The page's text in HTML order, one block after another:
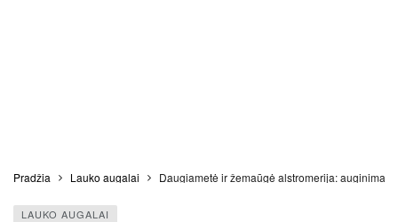
Pradžia Lauko augalai Daugiametė ir žemaūgė alstromerija: auginimas
LAUKO AUGALAI